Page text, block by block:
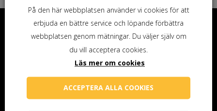
Kontakta oss
Ottosson Färgmakeri AB
247 70 Genarp
Telefon (butiken): 040-48 25 74
På den här webbplatsen använder vi cookies för att
erbjuda en bättre service och löpande förbättra
webbplatsen genom mätningar. Du väljer själv om
du vill acceptera cookies.
Läs mer om cookies
ACCEPTERA ALLA COOKIES